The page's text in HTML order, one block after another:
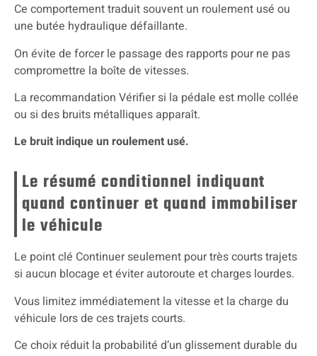
Ce comportement traduit souvent un roulement usé ou
une butée hydraulique défaillante.
On évite de forcer le passage des rapports pour ne pas
compromettre la boîte de vitesses.
La recommandation Vérifier si la pédale est molle collée
ou si des bruits métalliques apparaît.
Le bruit indique un roulement usé.
Le résumé conditionnel indiquant
quand continuer et quand immobiliser
le véhicule
Le point clé Continuer seulement pour très courts trajets
si aucun blocage et éviter autoroute et charges lourdes.
Vous limitez immédiatement la vitesse et la charge du
véhicule lors de ces trajets courts.
Ce choix réduit la probabilité d’un glissement durable du